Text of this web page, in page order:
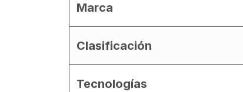
Marca
Clasificación
Tecnologías